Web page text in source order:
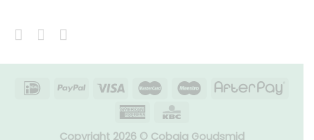
Copyright 2026 © Cobaja Goudsmid